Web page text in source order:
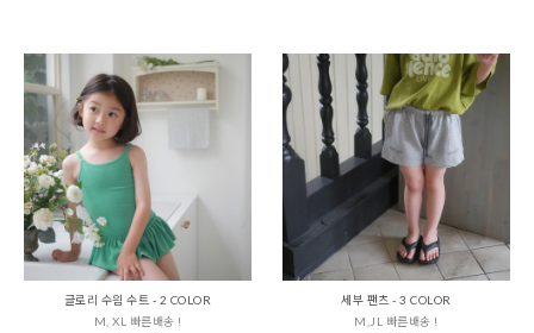
글로리 수읨 수트 - 2 COLOR
M, XL 빠른배송 !
세부 팬츠 - 3 COLOR
M,JL 빠른배송 !